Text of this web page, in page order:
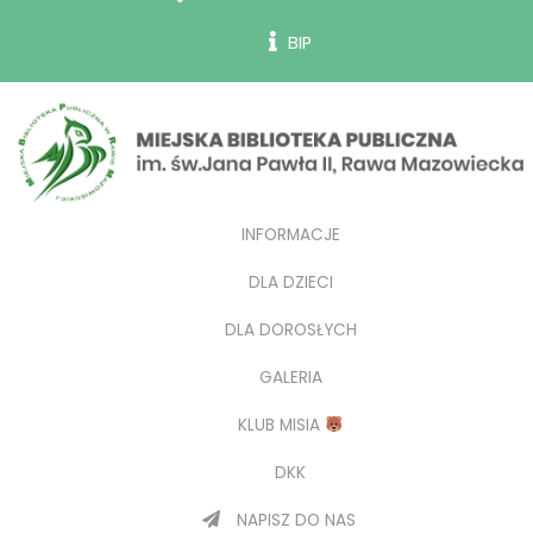
BIP
INFORMACJE
DLA DZIECI
DLA DOROSŁYCH
GALERIA
KLUB MISIA
DKK
NAPISZ DO NAS